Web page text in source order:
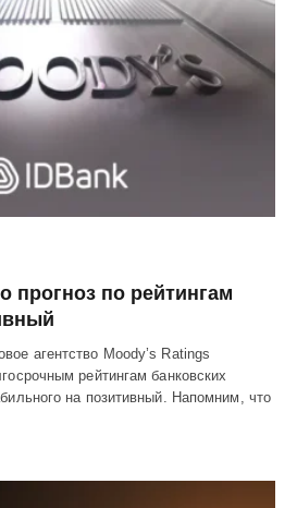
прогноз по рейтингам
агентство Moody’s Ratings
рейтингам банковских
на позитивный. Напомним, что